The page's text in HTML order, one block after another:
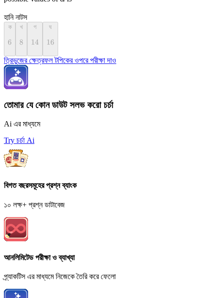
হানি নাটস
ক
6
6
খ
8
8
গ
14
14
ঘ
16
16
ত্রিভুজের ক্ষেত্রফল টপিকের ওপরে পরীক্ষা দাও
তোমার যে কোন ডাউট সলভ করো চর্চা
Ai এর মাধ্যমে
Try চর্চা Ai
বিগত বছরসমূহের প্রশ্ন ব্যাংক
১০ লক্ষ+ প্রশ্ন ডাটাবেজ
আনলিমিটেড পরীক্ষা ও ব্যাখ্যা
প্র্যাকটিস এর মাধ্যমে নিজেকে তৈরি করে ফেলো